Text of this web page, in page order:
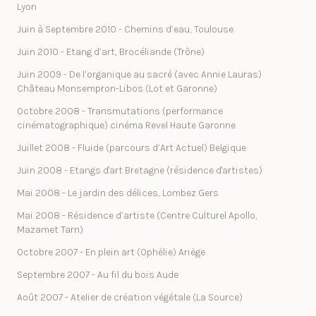
Lyon
Juin à Septembre 2010 - Chemins d’eau, Toulouse
Juin 2010 - Etang d’art, Brocéliande (Trône)
Juin 2009 - De l’organique au sacré (avec Annie Lauras)
Château Monsempron-Libos (Lot et Garonne)
Octobre 2008 - Transmutations (performance
cinématographique) cinéma Revel Haute Garonne
Juillet 2008 - Fluide (parcours d’Art Actuel) Belgique
Juin 2008 - Etangs d'art Bretagne (résidence d'artistes)
Mai 2008 - Le jardin des délices, Lombez Gers
Mai 2008 - Résidence d’artiste (Centre Culturel Apollo,
Mazamet Tarn)
Octobre 2007 - En plein art (Ophélie) Ariège
Septembre 2007 - Au fil du bois Aude
Août 2007 - Atelier de création végétale (La Source)